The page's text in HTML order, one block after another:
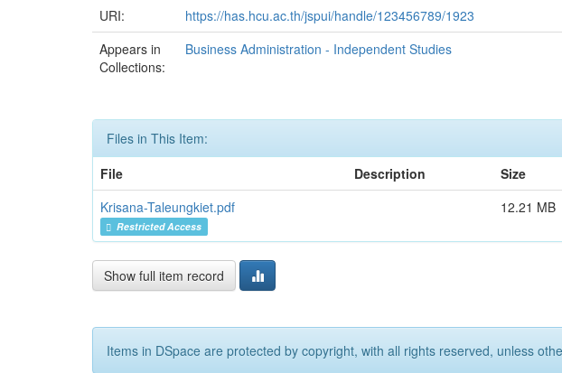
URI:
https://has.hcu.ac.th/jspui/handle/123456789/1923
Appears in
Collections:
Business Administration - Independent Studies
Files in This Item:
File
Description Size
Krisana-Taleungkiet.pdf
Restricted Access
12.21 MB
Show full item record
Items in DSpace are protected by copyright, with all rights reserved, unless